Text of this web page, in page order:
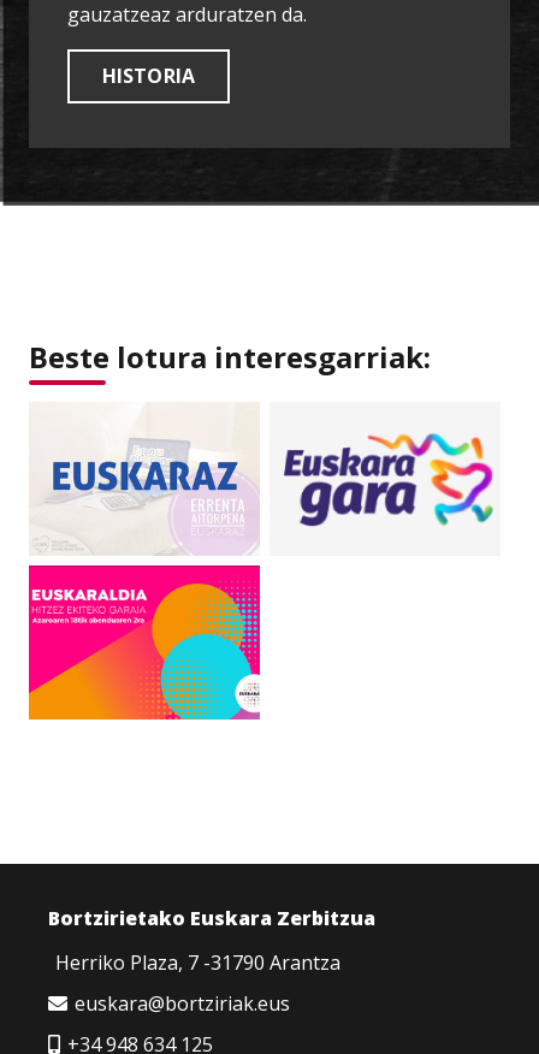
gauzatzeaz arduratzen da.
HISTORIA
Beste lotura interesgarriak:
Bortzirietako Euskara Zerbitzua
Herriko Plaza, 7 -31790 Arantza
euskara@bortziriak.eus
+34 948 634 125